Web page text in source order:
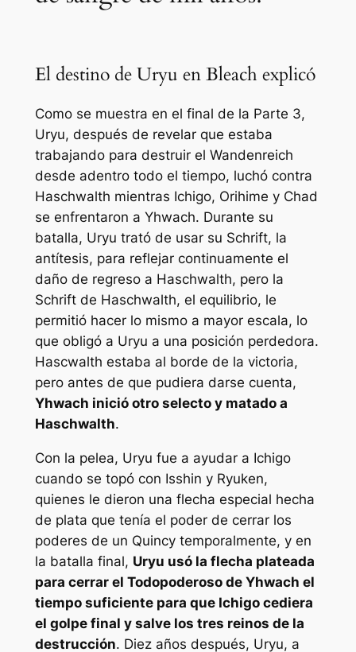
El destino de Uryu en Bleach explicó
Como se muestra en el final de la Parte 3,
Uryu, después de revelar que estaba
trabajando para destruir el Wandenreich
desde adentro todo el tiempo, luchó contra
Haschwalth mientras Ichigo, Orihime y Chad
se enfrentaron a Yhwach. Durante su
batalla, Uryu trató de usar su Schrift, la
antítesis, para reflejar continuamente el
daño de regreso a Haschwalth, pero la
Schrift de Haschwalth, el equilibrio, le
permitió hacer lo mismo a mayor escala, lo
que obligó a Uryu a una posición perdedora.
Hascwalth estaba al borde de la victoria,
pero antes de que pudiera darse cuenta,
Yhwach inició otro selecto y matado a
Haschwalth.
Con la pelea, Uryu fue a ayudar a Ichigo
cuando se topó con Isshin y Ryuken,
quienes le dieron una flecha especial hecha
de plata que tenía el poder de cerrar los
poderes de un Quincy temporalmente, y en
la batalla final, Uryu usó la flecha plateada
para cerrar el Todopoderoso de Yhwach el
tiempo suficiente para que Ichigo cediera
el golpe final y salve los tres reinos de la
destrucción. Diez años después, Uryu, a